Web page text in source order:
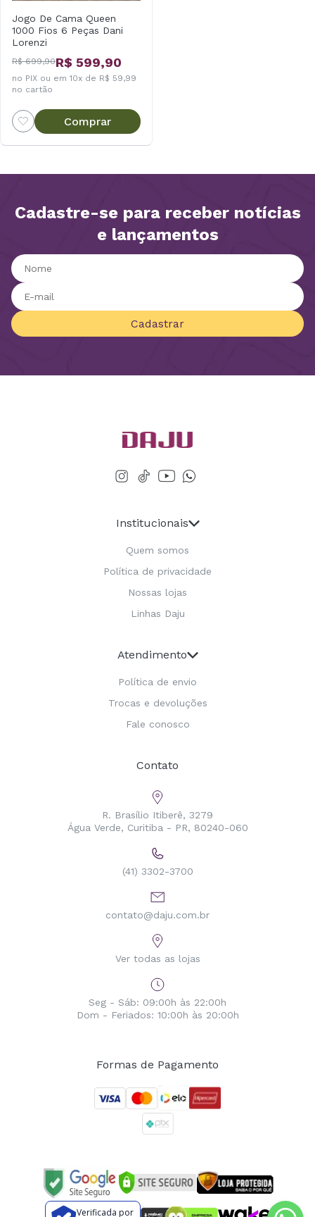
Jogo De Cama Queen
1000 Fios 6 Peças Dani
Lorenzi
R$ 699,90R$ 599,90
no PIX ou em 10x de R$ 59,99
no cartão
Comprar
Cadastre-se para receber notícias
e lançamentos
Cadastrar
Institucionais
Quem somos
Política de privacidade
Nossas lojas
Linhas Daju
Atendimento
Política de envio
Trocas e devoluções
Fale conosco
Contato
R. Brasílio Itiberê, 3279
Água Verde, Curitiba - PR, 80240-060
(41) 3302-3700
contato@daju.com.br
Ver todas as lojas
Seg - Sáb: 09:00h às 22:00h
Dom - Feriados: 10:00h às 20:00h
Formas de Pagamento
Verificada por